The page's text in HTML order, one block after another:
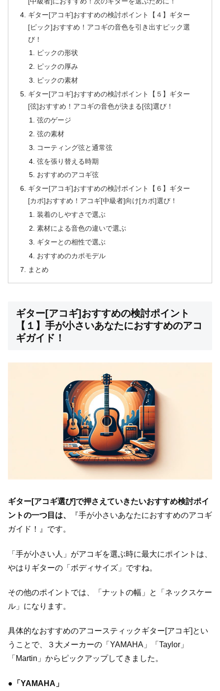
ギター[アコギ]おすすめの検討ポイント【４】ギター
[ピック]おすすめ！アコギの音色を引き出すピック選
び！
ピックの形状
ピックの厚み
ピックの素材
ギター[アコギ]おすすめの検討ポイント【５】ギター
[弦]おすすめ！アコギの音色が決まる[弦]選び！
弦のゲージ
弦の素材
コーティング弦と通常弦
弦を張り替える時期
おすすめのアコギ弦
ギター[アコギ]おすすめの検討ポイント【６】ギター
[カポ]おすすめ！アコギ[中級者]向け[カポ]選び！
装着のしやすさで選ぶ
素材による音色の違いで選ぶ
ギターとの相性で選ぶ
おすすめのカポモデル
まとめ
ギター[アコギ]おすすめの検討ポイント
【１】手が小さいあなたにおすすめのアコ
ギガイド！
ギター[アコギ選び]で押さえていきたいおすすめ検討ポイ
ントの一つ目は、
『手が小さいあなたにおすすめのアコギ
ガイド！』です。
「手が小さい人」がアコギを選ぶ時に最大にポイントは、
やはりギターの「ボディサイズ」ですね。
その他のポイントでは、「ナットの幅」と「ネックスケー
ル」になります。
具体的なおすすめのアコースティックギター[アコギ]とい
うことで、３大メーカーの「YAMAHA」「Taylor」
「Martin」からピックアップしてきました。
●「YAMAHA」